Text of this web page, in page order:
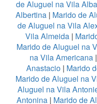
de Aluguel na Vila
Albertina| Marido de
de Aluguel na Vila
Vila Almeida |
Marido de Aluguel na
na Vila Americana|
Anastacio | Marido
Marido de Aluguel na
Aluguel na Vila
Antonina | Marido de